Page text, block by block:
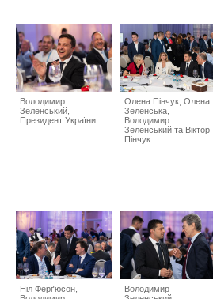
Володимир
Зеленський,
Президент України
Олена Пінчук, Олена
Зеленська,
Володимир
Зеленський та Віктор
Пінчук
Ніл Ферґюсон,
Володимир